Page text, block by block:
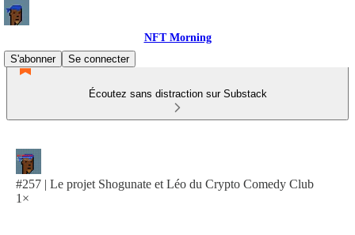
NFT Morning
S'abonner
Se connecter
Écoutez sans distraction sur Substack
#257 | Le projet Shogunate et Léo du Crypto Comedy Club
1×